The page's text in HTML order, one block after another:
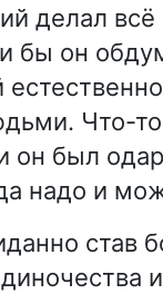
делал
бы он
Что-
он был
надо и
став